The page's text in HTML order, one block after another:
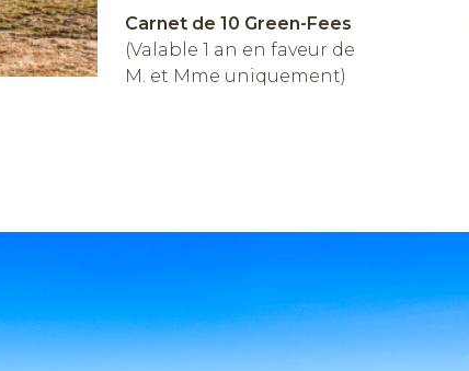
Carnet de 10 Green-Fees
(Valable 1 an en faveur de
M. et Mme uniquement)